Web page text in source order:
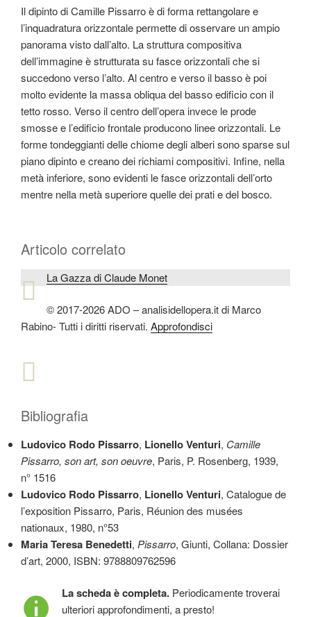
Il dipinto di Camille Pissarro è di forma rettangolare e
l’inquadratura orizzontale permette di osservare un ampio
panorama visto dall’alto. La struttura compositiva
dell’immagine è strutturata su fasce orizzontali che si
succedono verso l’alto. Al centro e verso il basso è poi
molto evidente la massa obliqua del basso edificio con il
tetto rosso. Verso il centro dell’opera invece le prode
smosse e l’edificio frontale producono linee orizzontali. Le
forme tondeggianti delle chiome degli alberi sono sparse sul
piano dipinto e creano dei richiami compositivi. Infine, nella
metà inferiore, sono evidenti le fasce orizzontali dell’orto
mentre nella metà superiore quelle dei prati e del bosco.
Articolo correlato
La Gazza di Claude Monet
© 2017-2026 ADO – analisidellopera.it di Marco
Rabino- Tutti i diritti riservati. Approfondisci
Bibliografia
Ludovico Rodo Pissarro, Lionello Venturi, Camille
Pissarro, son art, son oeuvre, Paris, P. Rosenberg, 1939,
n° 1516
Ludovico Rodo Pissarro, Lionello Venturi, Catalogue de
l’exposition Pissarro, Paris, Réunion des musées
nationaux, 1980, n°53
Maria Teresa Benedetti, Pissarro, Giunti, Collana: Dossier
d’art, 2000, ISBN: 9788809762596
La scheda è completa. Periodicamente troverai
ulteriori approfondimenti, a presto!